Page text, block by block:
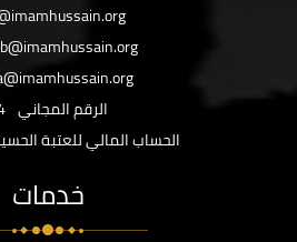
الرقم المجاني
الحساب المالي للعتبة
خدمات